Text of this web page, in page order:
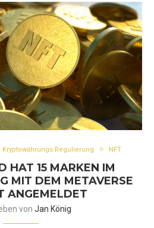
Kryptowährungs Regulierung NFT
HAT 15 MARKEN IM
MIT DEM METAVERSE
ANGEMELDET
von Jan König